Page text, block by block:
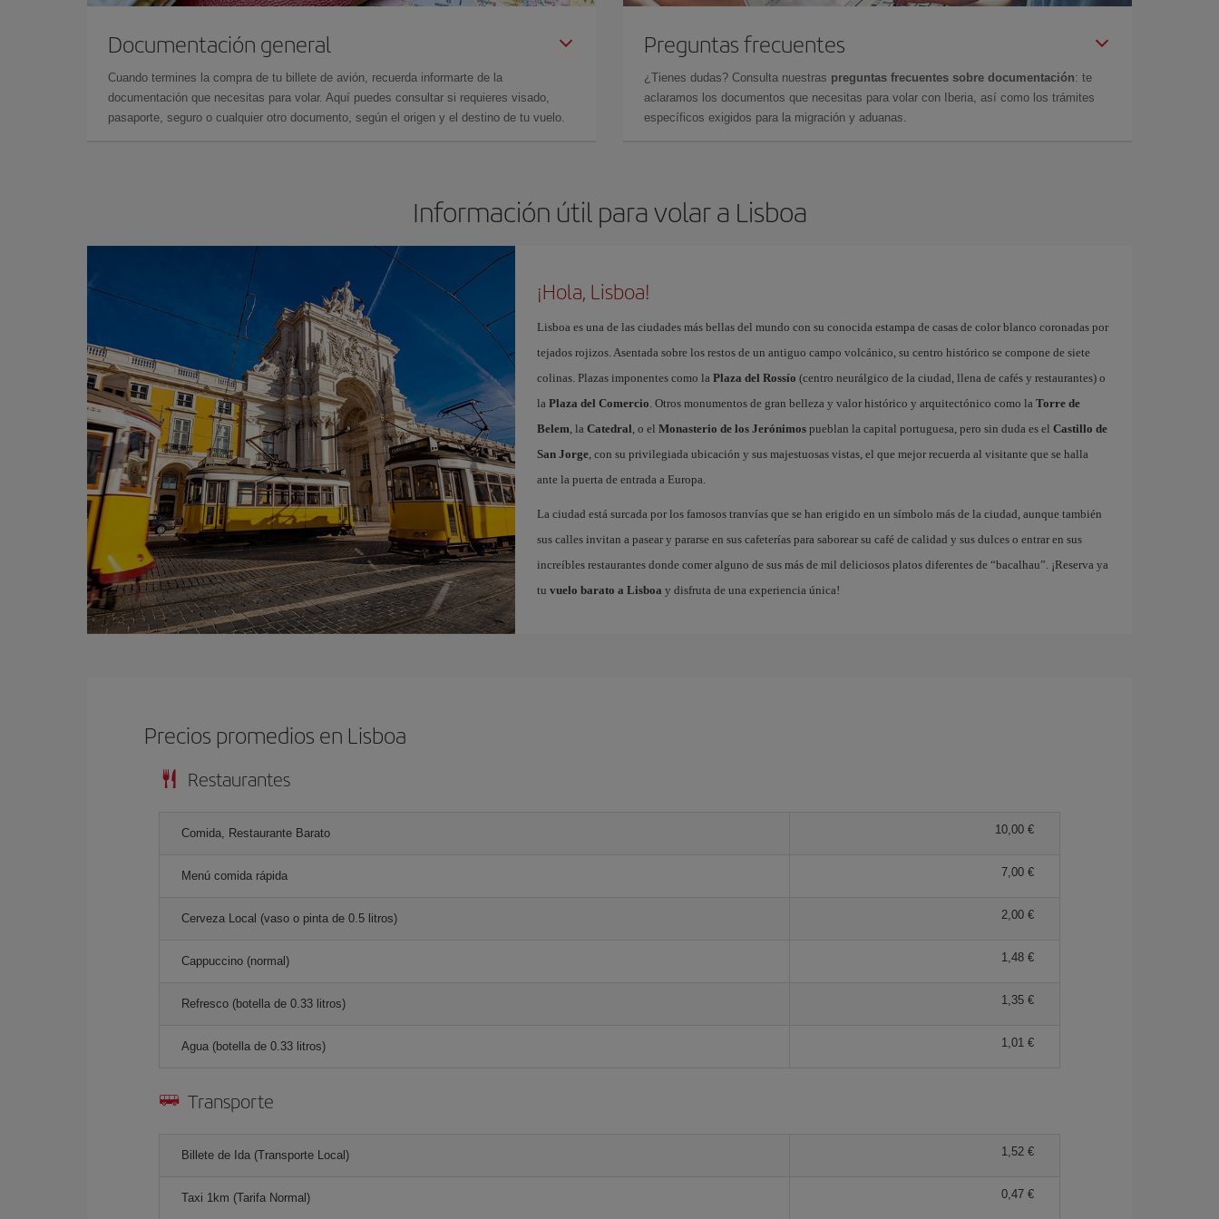
Documentación general
Cuando termines la compra de tu billete de avión, recuerda informarte de la
documentación que necesitas para volar. Aquí puedes consultar si requieres visado,
pasaporte, seguro o cualquier otro documento, según el origen y el destino de tu vuelo.
Preguntas frecuentes
¿Tienes dudas? Consulta nuestras preguntas frecuentes sobre documentación: te
aclaramos los documentos que necesitas para volar con Iberia, así como los trámites
específicos exigidos para la migración y aduanas.
Información útil para volar a Lisboa
¡Hola, Lisboa!
Lisboa es una de las ciudades más bellas del mundo con su conocida estampa de casas de color blanco coronadas por
tejados rojizos. Asentada sobre los restos de un antiguo campo volcánico, su centro histórico se compone de siete
colinas. Plazas imponentes como la Plaza del Rossío (centro neurálgico de la ciudad, llena de cafés y restaurantes) o
la Plaza del Comercio. Otros monumentos de gran belleza y valor histórico y arquitectónico como la Torre de
Belem, la Catedral, o el Monasterio de los Jerónimospueblan la capital portuguesa, pero sin duda es el Castillo de
San Jorge, con su privilegiada ubicación y sus majestuosas vistas, el que mejor recuerda al visitante que se halla
ante la puerta de entrada a Europa.
La ciudad está surcada por los famosos tranvías que se han erigido en un símbolo más de la ciudad, aunque también
sus calles invitan a pasear y pararse en sus cafeterías para saborear su café de calidad y sus dulces o entrar en sus
increíbles restaurantes donde comer alguno de sus más de mil deliciosos platos diferentes de “bacalhau”. ¡Reserva ya
tu vuelo barato a Lisboa y disfruta de una experiencia única!
Precios promedios en Lisboa
Restaurantes
Comida, Restaurante Barato 10,00 €
Menú comida rápida 7,00 €
Cerveza Local (vaso o pinta de 0.5 litros) 2,00 €
Cappuccino (normal) 1,48 €
Refresco (botella de 0.33 litros) 1,35 €
Agua (botella de 0.33 litros) 1,01 €
Transporte
Billete de Ida (Transporte Local) 1,52 €
Taxi 1km (Tarifa Normal) 0,47 €